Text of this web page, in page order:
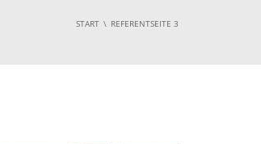
START REFERENTSEITE 3